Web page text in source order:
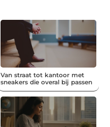
Van straat tot kantoor met
sneakers die overal bij passen